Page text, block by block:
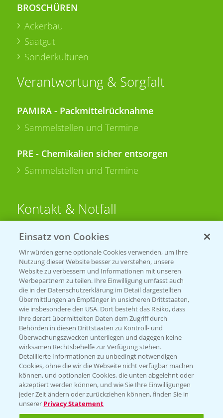
BROSCHÜREN
Ackerbau
Saatgut
Sonderkulturen
Verantwortung & Sorgfalt
PAMIRA - Packmittelrücknahme
Sammelstellen und Termine
PRE - Chemikalien sicher entsorgen
Sammelstellen und Termine
Kontakt & Notfall
Beratung auf WhatsApp
T.+49 (0)174 346 564 1
KONTAKT
Hilfe in Notfällen
T.+49 (0)214/30-20220
Folgen Sie uns
Einsatz von Cookies
Wir würden gerne optionale Cookies verwenden, um Ihre
Nutzung dieser Website besser zu verstehen, unsere
Website zu verbessern und Informationen mit unseren
Werbepartnern zu teilen. Ihre Einwilligung umfasst auch
die in der Datenschutzerklärung im Detail dargestellten
Übermittlungen an Empfänger in unsicheren Drittstaaten,
wie insbesondere den USA. Dort besteht das Risiko, dass
Ihre derart übermittelten Daten dem Zugriff durch
Behörden in diesen Drittstaaten zu Kontroll- und
Überwachungszwecken unterliegen und dagegen keine
wirksamen Rechtsbehelfe zur Verfügung stehen.
Detaillierte Informationen zu unbedingt notwendigen
Cookies, ohne die wir die Webseite nicht verfügbar machen
können, und optionalen Cookies, die unten abgelehnt oder
akzeptiert werden können, und wie Sie Ihre Einwilligungen
jeder Zeit ändern oder zurückziehen können, finden Sie in
unserer Privacy Statement